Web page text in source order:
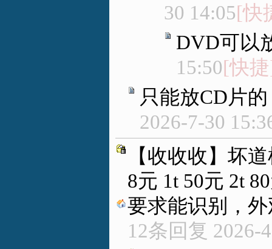
30 14:05[快
DVD可以
15:50[快
只能放CD片
2026-7-30
【收收收】坏
8元 1t 50元 2t
要求能识别，外
12条回复 2026-